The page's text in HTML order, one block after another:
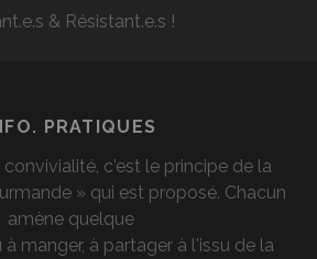
& Résistant.e.s !
PRATIQUES
convivialité, c'est le principe de la
» qui est proposé. Chacun
amène quelque
manger, à partager à l'issu de la